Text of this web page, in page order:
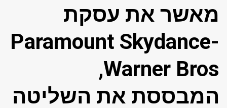
מאשר את עסקת
Paramount Skydance-
Warner Bros,
המבססת את השליטה